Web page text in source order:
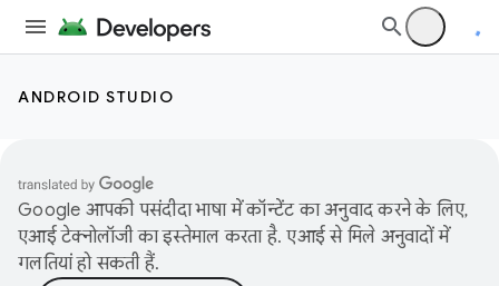
ANDROID STUDIO
Google आपकी पसंदीदा भाषा में कॉन्टेंट का अनुवाद करने के लिए,
एआई टेक्नोलॉजी का इस्तेमाल करता है. एआई से मिले अनुवादों में
गलतियां हो सकती हैं.